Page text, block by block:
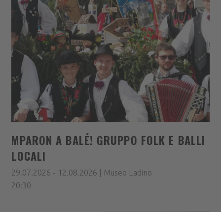
MPARON A BALÉ! GRUPPO FOLK E BALLI
LOCALI
29.07.2026 - 12.08.2026 | Museo Ladino
20:30